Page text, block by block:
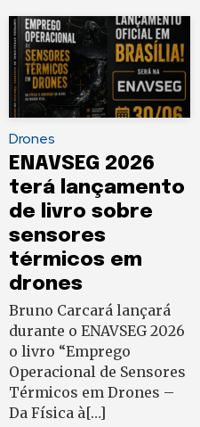
Drones
ENAVSEG 2026
terá lançamento
de livro sobre
sensores
térmicos em
drones
Bruno Carcará lançará
durante o ENAVSEG 2026
o livro “Emprego
Operacional de Sensores
Térmicos em Drones –
Da Física à[…]